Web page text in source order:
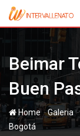
Skip
Beimar
Home-Galeria-